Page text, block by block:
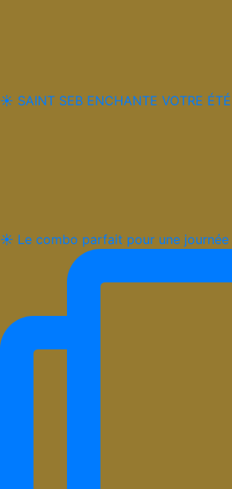
☀️ SAINT SEB ENCHANTE VOTRE
☀️ Le combo parfait pour une journée